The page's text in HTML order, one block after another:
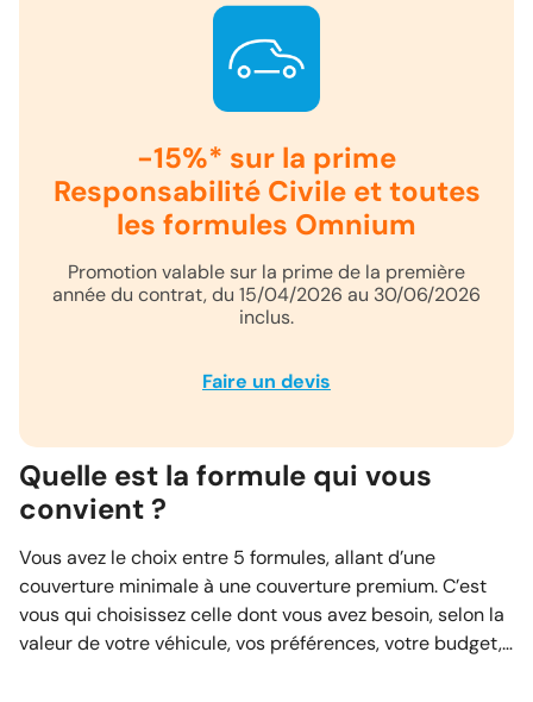
-15%* sur la prime
Responsabilité Civile et toutes
les formules Omnium
Promotion valable sur la prime de la première
année du contrat, du 15/04/2026 au 30/06/2026
inclus.
Faire un devis
Quelle est la formule qui vous
convient ?
Vous avez le choix entre 5 formules, allant d’une
couverture minimale à une couverture premium. C’est
vous qui choisissez celle dont vous avez besoin, selon la
valeur de votre véhicule, vos préférences, votre budget,…